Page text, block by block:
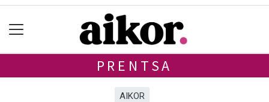
PRENTSA
AIKOR